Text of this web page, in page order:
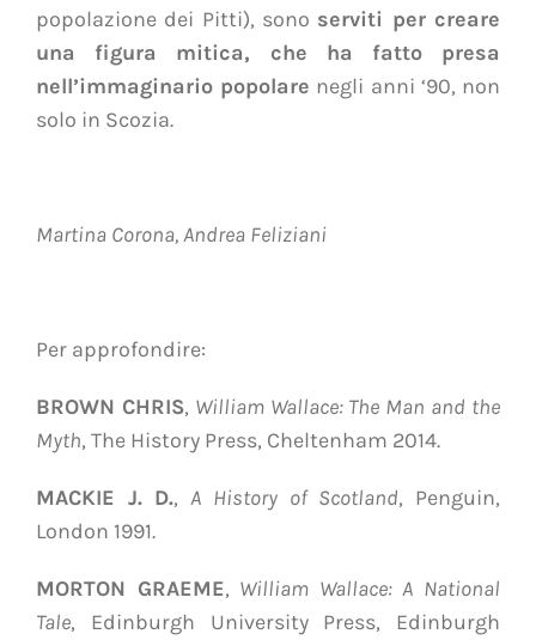
popolazione dei Pitti), sono serviti per creare
una figura mitica, che ha fatto presa
nell’immaginario popolare negli anni ‘90, non
solo in Scozia.
Martina Corona, Andrea Feliziani
Per approfondire:
BROWN CHRIS, William Wallace: The Man and the
Myth, The History Press, Cheltenham 2014.
MACKIE J. D.,A History of Scotland, Penguin,
London 1991.
MORTON GRAEME, William Wallace: A National
Tale, Edinburgh University Press, Edinburgh